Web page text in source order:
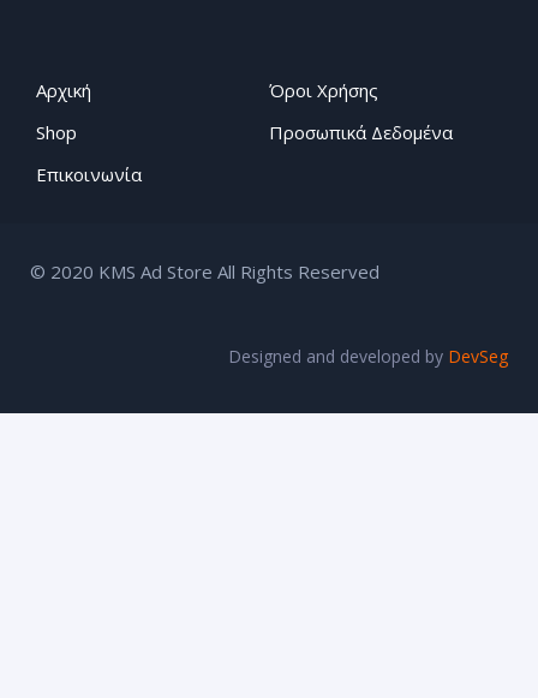
Αρχική
Shop
Επικοινωνία
Όροι Χρήσης
Προσωπικά Δεδομένα
© 2020 KMS Ad Store All Rights Reserved
Designed and developed by DevSeg